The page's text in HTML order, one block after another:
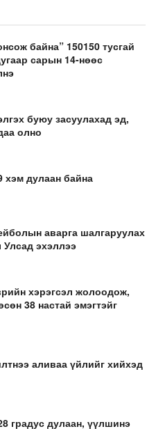
байна” 150150 тусгай
сарын 14-нөөс
буюу засуулахад эд,
олно
хэм дулаан байна
аварга шалгаруулах
эхэллээ
хэрэгсэл жолоодож,
38 настай эмэгтэйг
аливаа үйлийг хийхэд
градус дулаан, үүлшинэ